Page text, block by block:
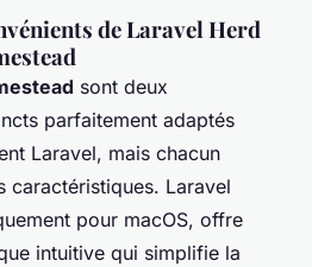
de Laravel Herd
sont deux
parfaitement adaptés
Laravel, mais chacun
caractéristiques. Laravel
pour macOS, offre
intuitive qui simplifie la